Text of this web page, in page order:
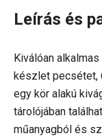
Leírás és
Kiválóan
készlet pecsétet,
egy kör alakú
tárolójában
műanyagból és